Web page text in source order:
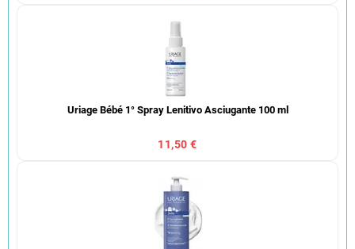
Uriage Bébé 1° Spray Lenitivo Asciugante 100 ml
11,50 €